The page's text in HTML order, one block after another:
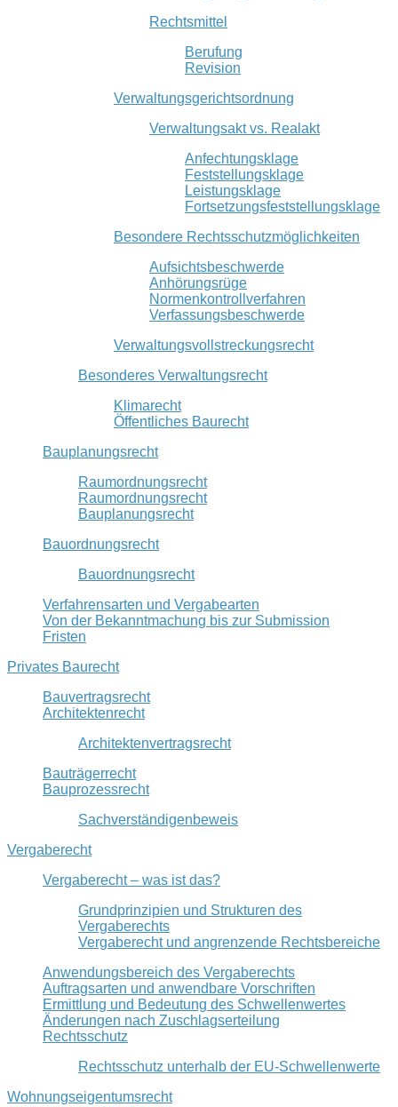
Rechtsmittel
Berufung
Revision
Verwaltungsgerichtsordnung
Verwaltungsakt vs. Realakt
Anfechtungsklage
Feststellungsklage
Leistungsklage
Fortsetzungsfeststellungsklage
Besondere Rechtsschutzmöglichkeiten
Aufsichtsbeschwerde
Anhörungsrüge
Normenkontrollverfahren
Verfassungsbeschwerde
Verwaltungsvollstreckungsrecht
Besonderes Verwaltungsrecht
Klimarecht
Öffentliches Baurecht
Bauplanungsrecht
Raumordnungsrecht
Raumordnungsrecht
Bauplanungsrecht
Bauordnungsrecht
Bauordnungsrecht
Verfahrensarten und Vergabearten
Von der Bekanntmachung bis zur Submission
Fristen
Privates Baurecht
Bauvertragsrecht
Architektenrecht
Architektenvertragsrecht
Bauträgerrecht
Bauprozessrecht
Sachverständigenbeweis
Vergaberecht
Vergaberecht – was ist das?
Grundprinzipien und Strukturen des
Vergaberechts
Vergaberecht und angrenzende Rechtsbereiche
Anwendungsbereich des Vergaberechts
Auftragsarten und anwendbare Vorschriften
Ermittlung und Bedeutung des Schwellenwertes
Änderungen nach Zuschlagserteilung
Rechtsschutz
Rechtsschutz unterhalb der EU-Schwellenwerte
Wohnungseigentumsrecht